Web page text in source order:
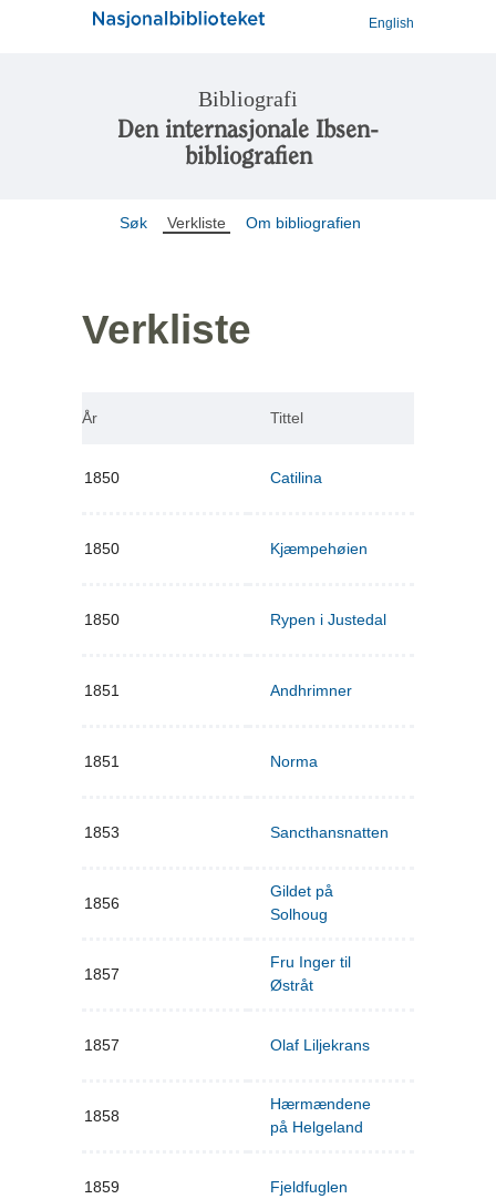
English
Bibliografi
Den internasjonale Ibsen-
bibliografien
Søk Verkliste Om bibliografien
Verkliste
År Tittel
1850 Catilina
1850 Kjæmpehøien
1850 Rypen i Justedal
1851 Andhrimner
1851 Norma
1853 Sancthansnatten
1856
Gildet på
Solhoug
1857
Fru Inger til
Østråt
1857 Olaf Liljekrans
1858
Hærmændene
på Helgeland
1859 Fjeldfuglen